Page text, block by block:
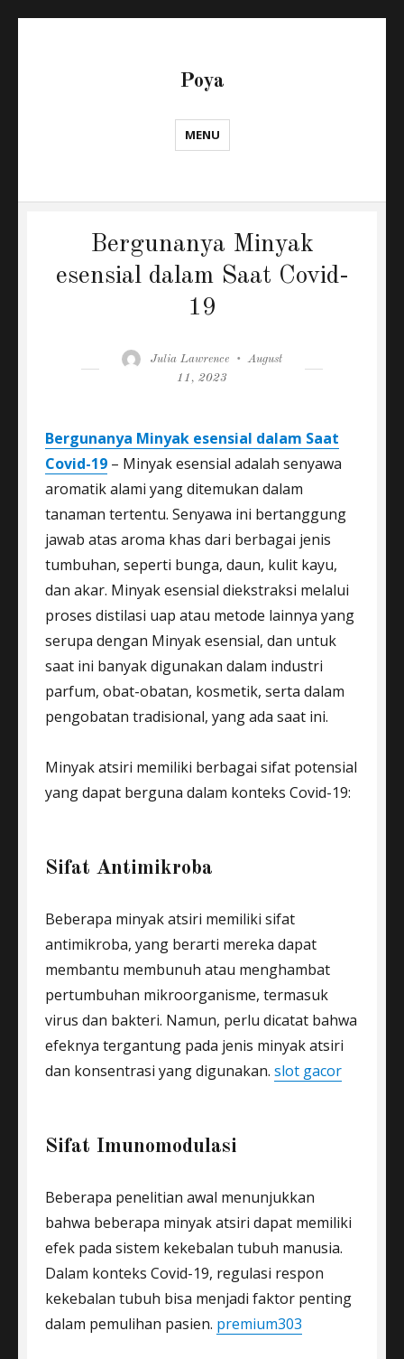
Poya
MENU
Bergunanya Minyak
esensial dalam Saat Covid-
19
Author
Julia Lawrence
Posted
August
11, 2023
Bergunanya Minyak esensial dalam Saat
Covid-19 – Minyak esensial adalah senyawa
aromatik alami yang ditemukan dalam
tanaman tertentu. Senyawa ini bertanggung
jawab atas aroma khas dari berbagai jenis
tumbuhan, seperti bunga, daun, kulit kayu,
dan akar. Minyak esensial diekstraksi melalui
proses distilasi uap atau metode lainnya yang
serupa dengan Minyak esensial, dan untuk
saat ini banyak digunakan dalam industri
parfum, obat-obatan, kosmetik, serta dalam
pengobatan tradisional, yang ada saat ini.
Minyak atsiri memiliki berbagai sifat potensial
yang dapat berguna dalam konteks Covid-19:
Sifat Antimikroba
Beberapa minyak atsiri memiliki sifat
antimikroba, yang berarti mereka dapat
membantu membunuh atau menghambat
pertumbuhan mikroorganisme, termasuk
virus dan bakteri. Namun, perlu dicatat bahwa
efeknya tergantung pada jenis minyak atsiri
dan konsentrasi yang digunakan. slot gacor
Sifat Imunomodulasi
Beberapa penelitian awal menunjukkan
bahwa beberapa minyak atsiri dapat memiliki
efek pada sistem kekebalan tubuh manusia.
Dalam konteks Covid-19, regulasi respon
kekebalan tubuh bisa menjadi faktor penting
dalam pemulihan pasien. premium303